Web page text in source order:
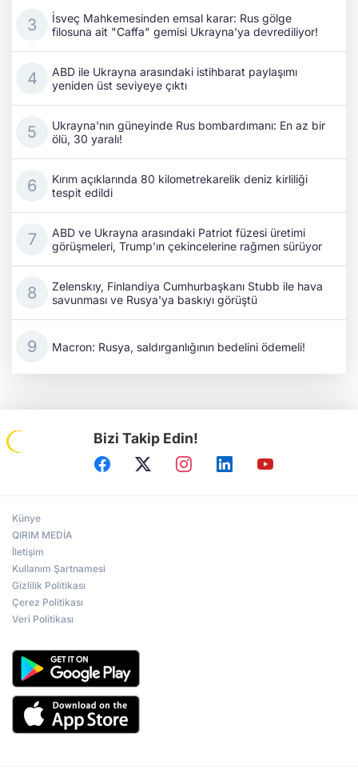
İsveç Mahkemesinden emsal karar: Rus gölge
filosuna ait "Caffa" gemisi Ukrayna'ya devrediliyor!
ABD ile Ukrayna arasındaki istihbarat paylaşımı
yeniden üst seviyeye çıktı
Ukrayna'nın güneyinde Rus bombardımanı: En az bir
ölü, 30 yaralı!
Kırım açıklarında 80 kilometrekarelik deniz kirliliği
tespit edildi
ABD ve Ukrayna arasındaki Patriot füzesi üretimi
görüşmeleri, Trump'ın çekincelerine rağmen sürüyor
Zelenskıy, Finlandiya Cumhurbaşkanı Stubb ile hava
savunması ve Rusya'ya baskıyı görüştü
Macron: Rusya, saldırganlığının bedelini ödemeli!
Bizi Takip Edin!
Künye
QIRIM MEDİA
İletişim
Kullanım Şartnamesi
Gizlilik Politikası
Çerez Politikası
Veri Politikası